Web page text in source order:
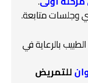
وجلسات متابعة.
بالرعاية في
للتمريض